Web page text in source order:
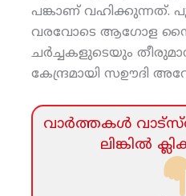
പങ്കാണ് വഹിക്കുന്നത്.
വരവോടെ ആഗോള
ചര്‍ച്ചകളുടെയും
കേന്ദ്രമായി സഊദി
വാര്‍ത്തകള്‍
ലിങ്കില്‍